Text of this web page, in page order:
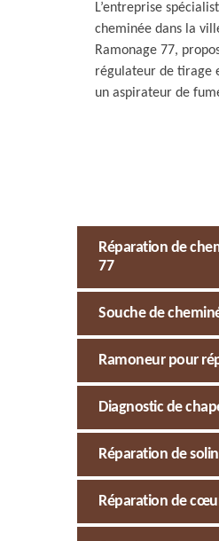
L’entreprise
cheminée dans la
Ramonage 77,
régulateur de tirage
un aspirateur de
Réparation de
77
Souche de
Ramoneur pour
Diagnostic de
Réparation de
Réparation de